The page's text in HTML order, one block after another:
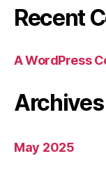
Recent
A WordPress
Archives
May 2025